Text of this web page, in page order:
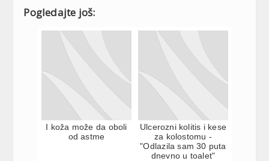
Pogledajte još:
I koža može da oboli
od astme
Ulcerozni kolitis i kese
za kolostomu -
"Odlazila sam 30 puta
dnevno u toalet"